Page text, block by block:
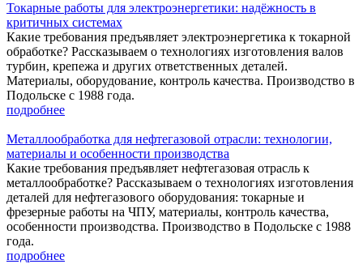
Токарные работы для электроэнергетики: надёжность в
критичных системах
Какие требования предъявляет электроэнергетика к токарной
обработке? Рассказываем о технологиях изготовления валов
турбин, крепежа и других ответственных деталей.
Материалы, оборудование, контроль качества. Производство в
Подольске с 1988 года.
подробнее
Металлообработка для нефтегазовой отрасли: технологии,
материалы и особенности производства
Какие требования предъявляет нефтегазовая отрасль к
металлообработке? Рассказываем о технологиях изготовления
деталей для нефтегазового оборудования: токарные и
фрезерные работы на ЧПУ, материалы, контроль качества,
особенности производства. Производство в Подольске с 1988
года.
подробнее